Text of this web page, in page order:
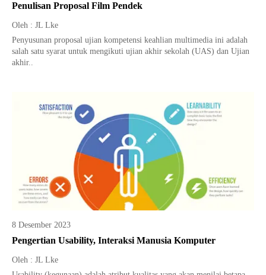
Penulisan Proposal Film Pendek
Oleh : JL Lke
Penyusunan proposal ujian kompetensi keahlian multimedia ini adalah
salah satu syarat untuk mengikuti ujian akhir sekolah (UAS) dan Ujian
akhir..
8 Desember 2023
Pengertian Usability, Interaksi Manusia Komputer
Oleh : JL Lke